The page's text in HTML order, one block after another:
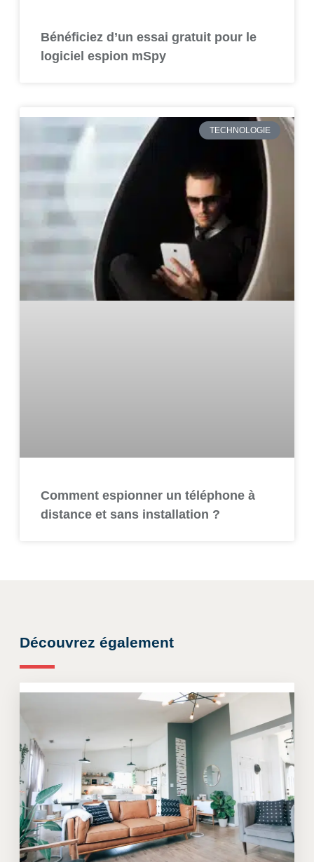
Bénéficiez d’un essai gratuit pour le
logiciel espion mSpy
TECHNOLOGIE
Comment espionner un téléphone à
distance et sans installation ?
Découvrez également